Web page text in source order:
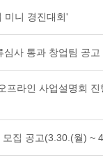
미니 경진대회'
심사 통과 창업팀 공고
프라인 사업설명회 진
집 공고(3.30.(월) ~